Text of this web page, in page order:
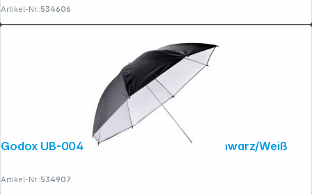
Artikel-Nr.:534606
Godox UB-004 - 84 cm Studioschirm Schwarz/Weiß
Artikel-Nr.:534907